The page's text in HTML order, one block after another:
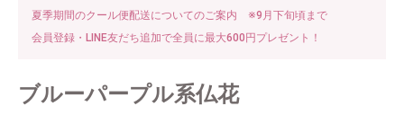
夏季期間のクール便配送についてのご案内 ※9月下旬頃まで
会員登録・LINE友だち追加で全員に最大600円プレゼント！
ブルーパープル系仏花